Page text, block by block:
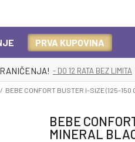
PRVA KUPOVINA
- DO 12 RATA BEZ LIMITA
BEBE CONFORT BUSTER I-SIZE (125-150
BEBE
MINERAL